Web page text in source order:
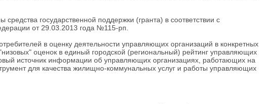
государственной поддержки (гранта) в соответствии с
от 29.03.2013 года №115-рп.
в оценку деятельности управляющих организаций в конкретных
оценок в единый городской (региональный) рейтинг управляющих
источник информации об управляющих организациях, работающих на
для качества жилищно-коммунальных услуг и работы управляющих